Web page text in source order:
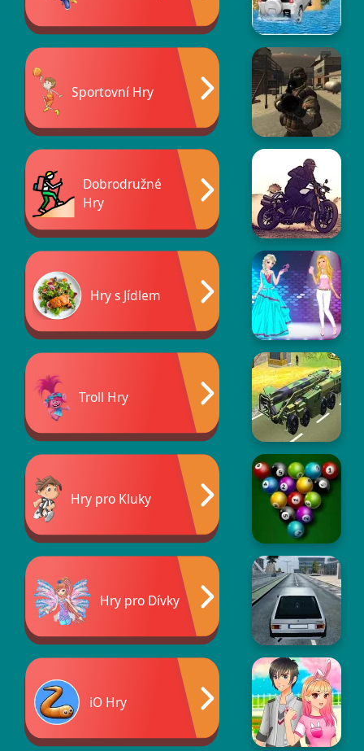
Sportovní Hry
Dobrodružné
Hry
Hry s Jídlem
Troll Hry
Hry pro Kluky
Hry pro Dívky
iO Hry